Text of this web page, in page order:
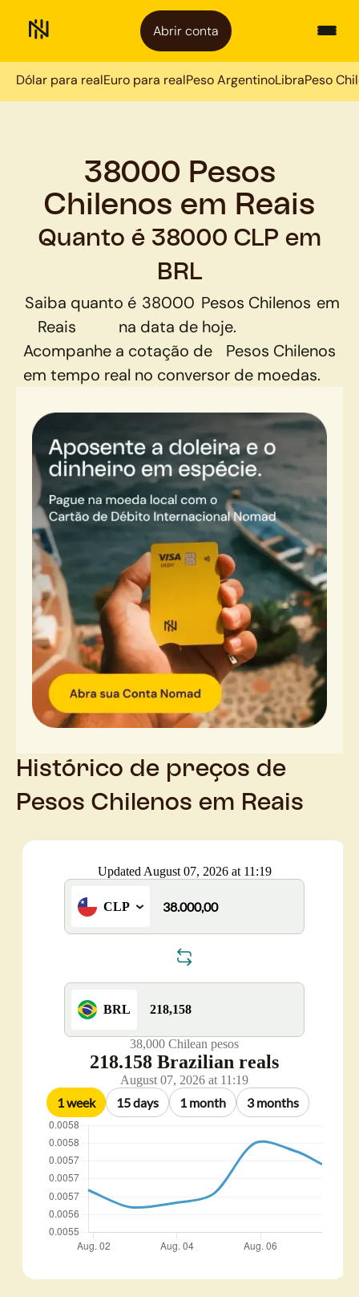
Abrir conta
Dólar para realEuro para realPeso ArgentinoLibraPeso
38000 Pesos
Chilenos em Reais
Quanto é 38000 CLP em
BRL
Saiba quanto é 38000 Pesos Chilenos em
Reais
na data de hoje.
Acompanhe a cotação de
Pesos Chilenos
em tempo real no conversor de moedas.
Histórico de preços de
Pesos Chilenos em Reais